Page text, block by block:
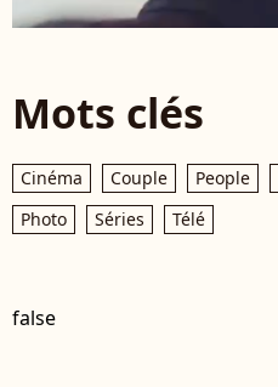
Mots clés
Cinéma Couple People
Photo
Séries Télé
false